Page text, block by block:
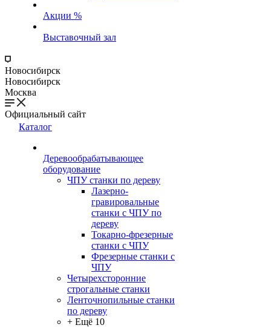
Акции %
Выставочный зал
Новосибирск
Новосибирск
Москва
Официальный сайт
Каталог
Деревообрабатывающее
оборудование
ЧПУ станки по дереву
Лазерно-
гравировальные
станки с ЧПУ по
дереву
Токарно-фрезерные
станки с ЧПУ
Фрезерные станки с
ЧПУ
Четырехсторонние
строгальные станки
Ленточнопильные станки
по дереву
+ Ещё 10